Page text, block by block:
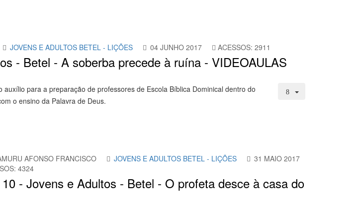
JOVENS E ADULTOS BETEL - LIÇÕES 04 JUNHO 2017 ACESSOS: 2911
- Betel - A soberba precede à ruína - VIDEOAULAS
para a preparação de professores de Escola Bíblica Dominical dentro do
o ensino da Palavra de Deus.
AFONSO FRANCISCO JOVENS E ADULTOS BETEL - LIÇÕES
31 MAIO 2017
4324
- Jovens e Adultos - Betel - O profeta desce à casa do